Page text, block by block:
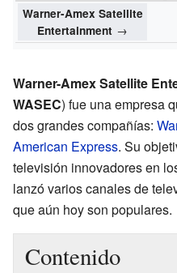
Warner-Amex Satellite
Entertainment →
Warner-Amex Satellite
WASEC) fue una empresa
dos grandes compañías:
American Express. Su
televisión innovadores en
lanzó varios canales de
que aún hoy son populares.
Contenido